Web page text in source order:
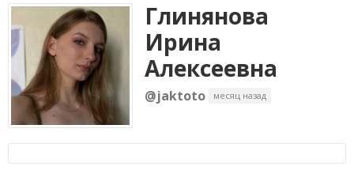
Глинянова
Ирина
Алексеевна
@jaktoto месяц назад